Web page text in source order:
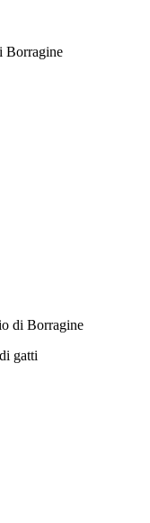
Borragine
di Borragine
gatti